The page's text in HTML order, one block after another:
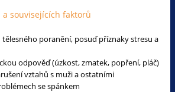
souvisejících faktorů
tělesného poranění, posuď příznaky stresu a
odpověď (úzkost, zmatek, popření, pláč)
vztahů s muži a ostatními
se spánkem